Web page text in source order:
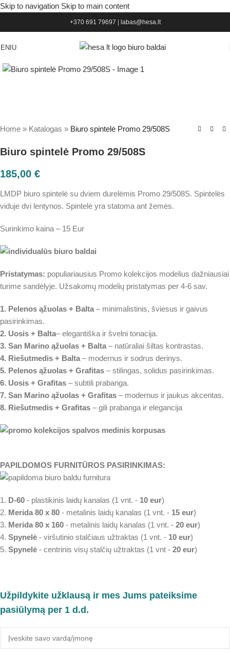
Skip to navigation Skip to main content
+370 691 79697 labas@hesa.lt
Home » Katalogas » Biuro spintelė Promo 29/508S
Biuro spintelė Promo 29/508S
185,00 €
LMDP biuro spintelė su dviem durelėmis Promo 29/508S. Spintelės
viduje dvi lentynos. Spintelė yra statoma ant žemės.
Surinkimo kaina – 15 Eur
Pristatymas: populiariausius Promo kolekcijos modelius dažniausiai
turime sandėlyje. Užsakomų modelių pristatymas per 4-6 sav.
1. Pelenos ąžuolas + Balta – minimalistinis, šviesus ir gaivus
pasirinkimas.
2. Uosis + Balta– elegantiška ir švelni tonacija.
3. San Marino ąžuolas + Balta – natūraliai šiltas kontrastas.
4. Riešutmedis + Balta – modernus ir sodrus derinys.
5. Pelenos ąžuolas + Grafitas – stilingas, solidus pasirinkimas.
6. Uosis + Grafitas – subtili prabanga.
7. San Marino ąžuolas + Grafitas – modernus ir jaukus akcentas.
8. Riešutmedis + Grafitas – gili prabanga ir elegancija
PAPILDOMOS FURNITŪROS PASIRINKIMAS:
1. D-60 - plastikinis laidų kanalas (1 vnt. - 10 eur)
2. Merida 80 x 80 - metalinis laidų kanalas (1 vnt. - 15 eur)
3. Merida 80 x 160 - metalinis laidų kanalas (1 vnt. - 20 eur)
4. Spynelė - viršutinio stalčiaus užtraktas (1 vnt. - 10 eur)
5. Spynelė - centrinis visų stalčių užtraktas (1 vnt - 20 eur)
Užpildykite užklausą ir mes Jums pateiksime
pasiūlymą per 1 d.d.